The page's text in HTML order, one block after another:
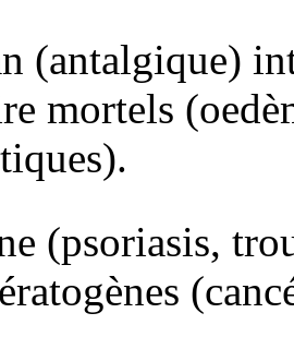
(antalgique)
mortels
(psoriasis,